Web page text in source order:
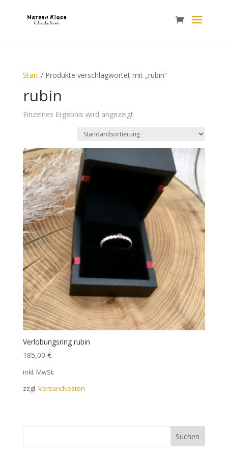
Start/ Produkte verschlagwortet mit „rubin“
rubin
Einzelnes Ergebnis wird angezeigt
Verlobungsring rubin
185,00 €
inkl. MwSt.
zzgl. Versandkosten
Suchen